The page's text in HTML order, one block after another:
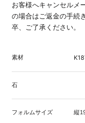
お客様へキャンセルメ
の場合はご返金の手続
卒、ご了承ください。
素材
石
フォルムサイズ 縦